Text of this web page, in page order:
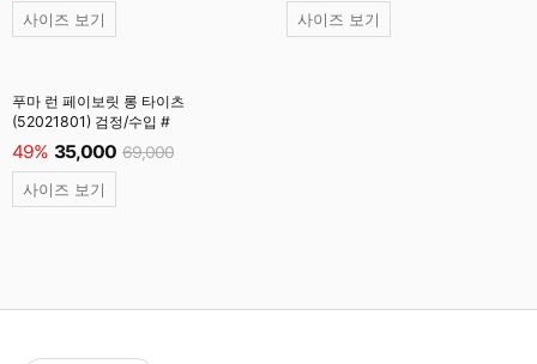
사이즈 보기 사이즈 보기
푸마 런 페이보릿 롱 타이츠
(52021801) 검정/수입 #
49% 35,000 69,000
사이즈 보기